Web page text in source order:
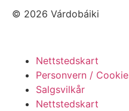
© 2026 Várdobáiki
Nettstedskart
Personvern /
Salgsvilkår
Nettstedskart